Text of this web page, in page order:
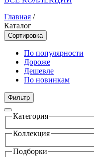
Главная /
Каталог
Сортировка
По популярности
Дороже
Дешевле
По новинкам
Фильтр
Категория
Коллекция
Подборки